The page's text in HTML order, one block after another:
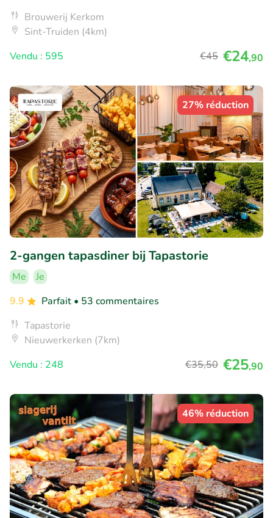
Brouwerij Kerkom
Sint-Truiden (4km)
Vendu : 595
€45 €24,90
27% réduction
2-gangen tapasdiner bij Tapastorie
Me
Je
9.9
Parfait • 53 commentaires
Tapastorie
Nieuwerkerken (7km)
Vendu : 248
€35,50 €25,90
46% réduction